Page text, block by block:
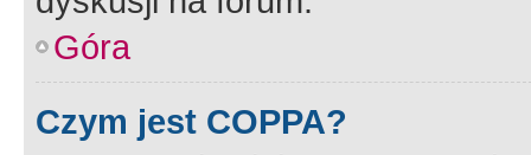
Góra
Czym jest COPPA?